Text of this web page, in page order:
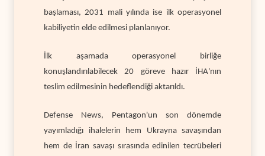
başlaması, 2031 mali yılında ise ilk operasyonel
kabiliyetin elde edilmesi planlanıyor.
İlk aşamada operasyonel birliğe
konuşlandırılabilecek 20 göreve hazır İHA'nın
teslim edilmesinin hedeflendiği aktarıldı.
Defense News, Pentagon'un son dönemde
yayımladığı ihalelerin hem Ukrayna savaşından
hem de İran savaşı sırasında edinilen tecrübeleri